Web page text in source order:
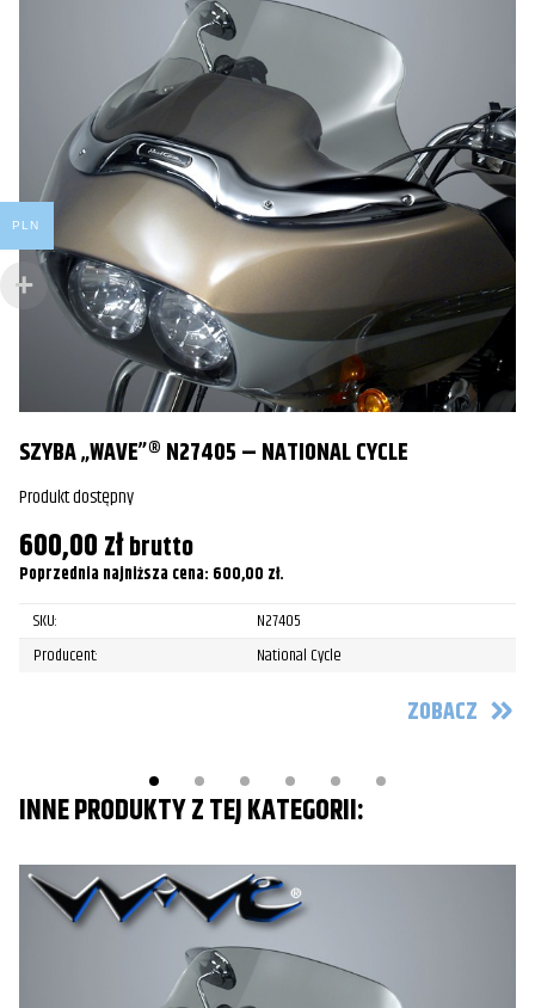
SZYBA „WAVE”® N27405 – NATIONAL CYCLE
Produkt dostępny
600,00złbrutto
Poprzednia najniższa cena: 600,00 zł.
SKU:
N27405
Producent:
National Cycle
ZOBACZ
INNE PRODUKTY Z TEJ KATEGORII:
PLN